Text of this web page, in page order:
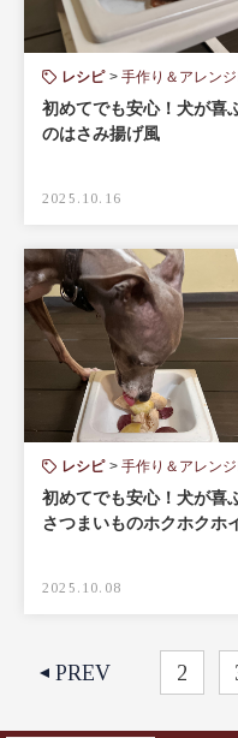
レシピ 手作り＆アレン
初めてでも安心！犬が喜
のはさみ揚げ風
2025.10.16
レシピ 手作り＆アレン
初めてでも安心！犬が喜
さつまいものホクホクホ
2025.10.08
PREV 2